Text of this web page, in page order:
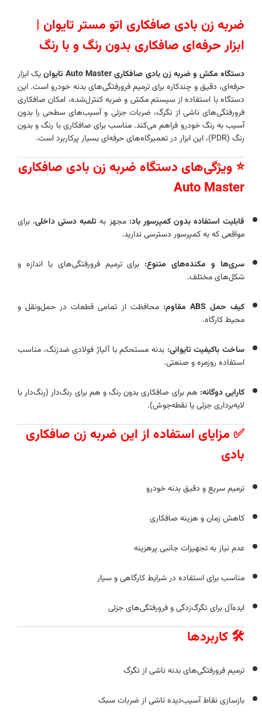
ضربه زن بادی صافکاری اتو مستر تایوان |
ابزار حرفه‌ای صافکاری بدون رنگ و با رنگ
دستگاه مکش و ضربه‌ زن بادی صافکاری Auto Master تایوان
یک ابزار
حرفه‌ای، دقیق و چندکاره برای ترمیم فرورفتگی‌های بدنه خودرو است. این
دستگاه با استفاده از سیستم مکش و ضربه کنترل‌شده، امکان صافکاری
فرورفتگی‌های ناشی از تگرگ، ضربات جزئی و آسیب‌های سطحی را بدون
آسیب به رنگ خودرو فراهم می‌کند. مناسب برای صافکاری با رنگ و بدون
رنگ (PDR)، این ابزار در تعمیرگاه‌های حرفه‌ای بسیار پرکاربرد است.
⭐ ویژگی‌های دستگاه ضربه‌ زن بادی صافکاری
Auto Master
قابلیت استفاده بدون کمپرسور باد: مجهز به تلمبه دستی داخلی، برای
مواقعی که به کمپرسور دسترسی ندارید.
سری‌ها و مکنده‌های متنوع: برای ترمیم فرورفتگی‌های با اندازه و
شکل‌های مختلف.
کیف حمل ABS مقاوم:
محافظت از تمامی قطعات در حمل‌ونقل و
محیط کارگاه.
ساخت باکیفیت تایوانی: بدنه مستحکم با آلیاژ فولادی ضدزنگ، مناسب
استفاده روزمره و صنعتی.
کارایی دوگانه: هم برای صافکاری بدون رنگ و هم برای رنگ‌دار (رنگ‌دار با
لایه‌برداری جزئی یا نقطه‌جوش).
✅ مزایای استفاده از این ضربه زن صافکاری
بادی
ترمیم سریع و دقیق بدنه خودرو
کاهش زمان و هزینه صافکاری
عدم نیاز به تجهیزات جانبی پرهزینه
مناسب برای استفاده در شرایط کارگاهی و سیار
ایده‌آل برای تگرگ‌زدگی و فرورفتگی‌های جزئی
🛠️ کاربردها
ترمیم فرورفتگی‌های بدنه ناشی از تگرگ
بازسازی نقاط آسیب‌دیده ناشی از ضربات سبک